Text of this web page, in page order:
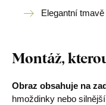
Elegantní
Montáž,
Obraz obsahuje na
hmoždinky nebo